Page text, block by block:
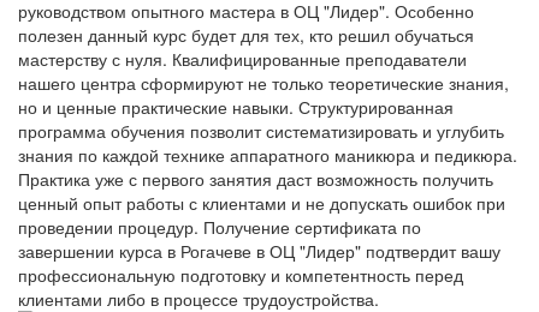
руководством опытного мастера в ОЦ "Лидер". Особенно
полезен данный курс будет для тех, кто решил обучаться
мастерству с нуля. Квалифицированные преподаватели
нашего центра сформируют не только теоретические знания,
но и ценные практические навыки. Структурированная
программа обучения позволит систематизировать и углубить
знания по каждой технике аппаратного маникюра и педикюра.
Практика уже с первого занятия даст возможность получить
ценный опыт работы с клиентами и не допускать ошибок при
проведении процедур. Получение сертификата по
завершении курса в Рогачеве в ОЦ "Лидер" подтвердит вашу
профессиональную подготовку и компетентность перед
клиентами либо в процессе трудоустройства.